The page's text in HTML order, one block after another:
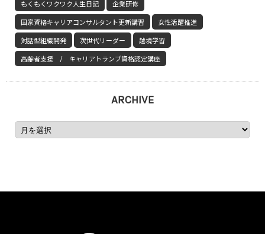
もくもくワクワク人生日記 企業研修
国家資格キャリアコンサルタント更新講習 女性活躍推進
対話型組織開発 次世代リーダー 越境学習
高齢者支援 / キャリアトランプ資格認定講座
ARCHIVE